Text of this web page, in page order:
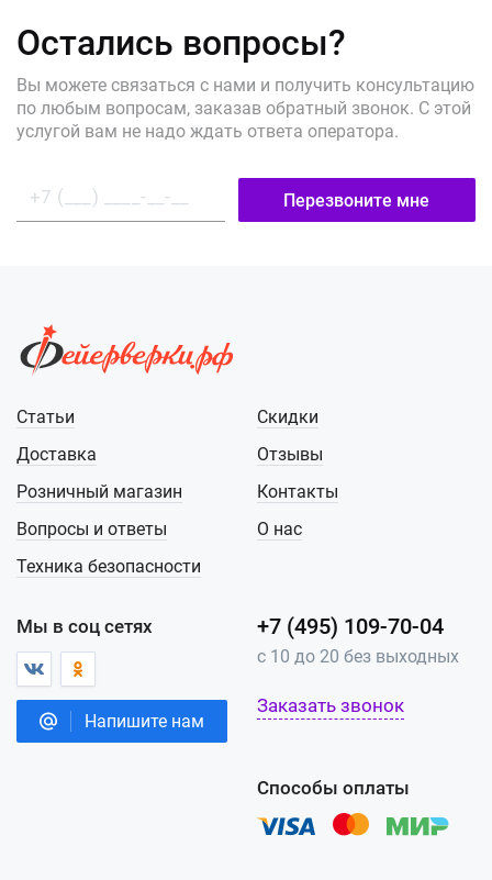
Остались вопросы?
Вы можете связаться с нами и получить консультацию
по любым вопросам, заказав обратный звонок. С этой
услугой вам не надо ждать ответа оператора.
Перезвоните мне
Статьи
Доставка
Розничный магазин
Вопросы и ответы
Техника безопасности
Скидки
Отзывы
Контакты
О нас
Мы в соц сетях
Напишите нам
+7 (495) 109-70-04
с 10 до 20 без выходных
Заказать звонок
Способы оплаты